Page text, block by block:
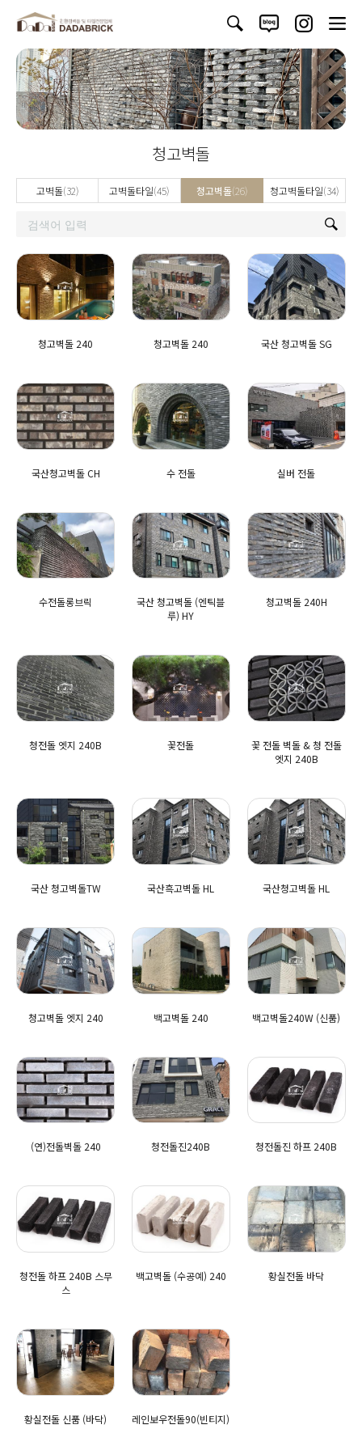
청고벽돌
고벽돌(32) 고벽돌타일(45) 청고벽돌(26) 청고벽돌타일(34)
청고벽돌 240 청고벽돌 240 국산 청고벽돌 SG
국산청고벽돌 CH 수 전돌 실버 전돌
수전돌롱브릭
국산 청고벽돌 (엔틱블
루) HY
청고벽돌 240H
청전돌 엣지 240B 꽃전돌
꽃 전돌 벽돌 & 청 전돌
엣지 240B
국산 청고벽돌TW 국산흑고벽돌 HL 국산청고벽돌 HL
청고벽돌 엣지 240 백고벽돌 240 백고벽돌240W (신품)
(연)전돌벽돌 240 청전돌진240B 청전돌진 하프 240B
청전돌 하프 240B 스무
스
백고벽돌 (수공예) 240 황실전돌 바닥
황실전돌 신품 (바닥) 레인보우전돌90(빈티지)